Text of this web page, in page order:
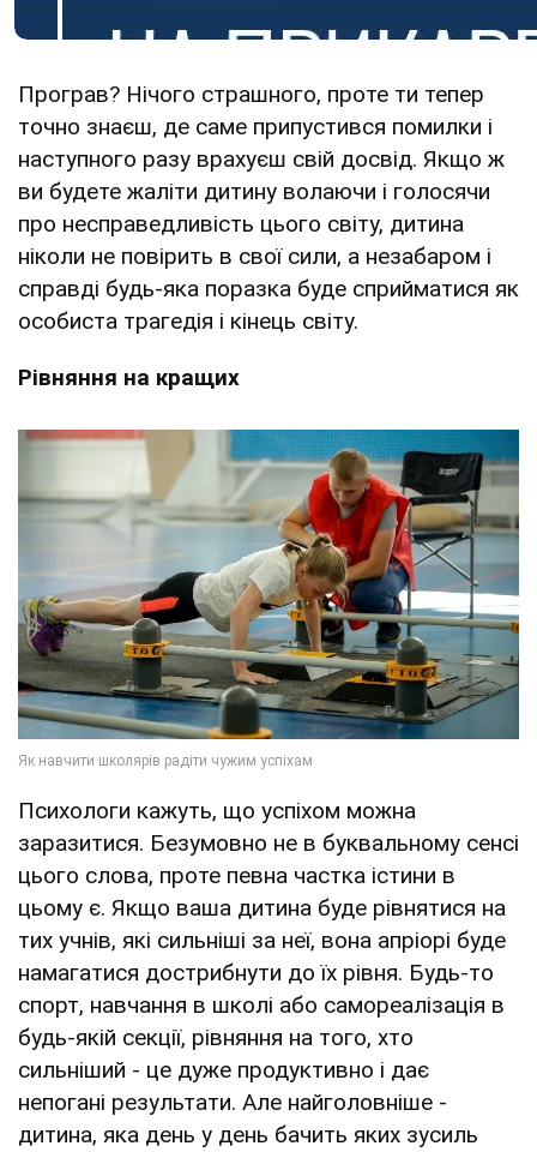
Програв? Нічого страшного, проте ти тепер
точно знаєш, де саме припустився помилки і
наступного разу врахуєш свій досвід. Якщо ж
ви будете жаліти дитину волаючи і голосячи
про несправедливість цього світу, дитина
ніколи не повірить в свої сили, а незабаром і
справді будь-яка поразка буде сприйматися як
особиста трагедія і кінець світу.
Рівняння на кращих
Психологи кажуть, що успіхом можна
заразитися. Безумовно не в буквальному сенсі
цього слова, проте певна частка істини в
цьому є. Якщо ваша дитина буде рівнятися на
тих учнів, які сильніші за неї, вона апріорі буде
намагатися дострибнути до їх рівня. Будь-то
спорт, навчання в школі або самореалізація в
будь-якій секції, рівняння на того, хто
сильніший - це дуже продуктивно і дає
непогані результати. Але найголовніше -
дитина, яка день у день бачить яких зусиль